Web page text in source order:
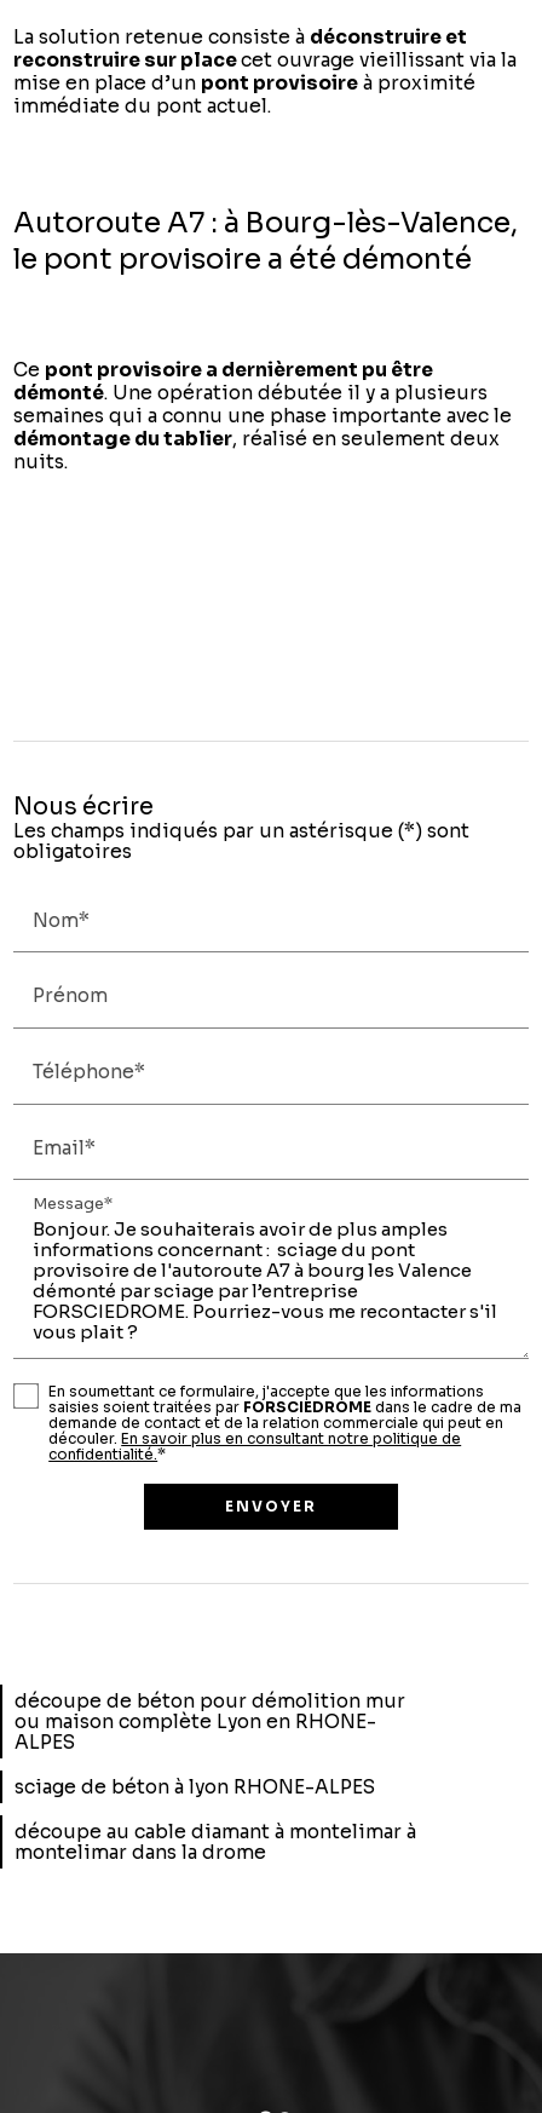
La solution retenue consiste à déconstruire et
reconstruire sur placecet ouvrage vieillissant via la
mise en place d’un pont provisoire à proximité
immédiate du pont actuel.
Autoroute A7 : à Bourg-lès-Valence,
le pont provisoire a été démonté
Ce pont provisoire a dernièrement pu être
démonté. Une opération débutée il y a plusieurs
semaines qui a connu une phase importante avec le
démontage du tablier, réalisé en seulement deux
nuits.
Nous écrire
Les champs indiqués par un astérisque (*) sont
obligatoires
Nom*
Prénom
Téléphone*
Email*
Message*
En soumettant ce formulaire, j'accepte que les informations
saisies soient traitées par FORSCIEDROME dans le cadre de ma
demande de contact et de la relation commerciale qui peut en
découler.En savoir plus en consultant notre politique de
confidentialité.*
découpe de béton pour démolition mur
ou maison complète Lyon en RHONE-
ALPES
sciage de béton à lyon RHONE-ALPES
découpe au cable diamant à montelimar à
montelimar dans la drome